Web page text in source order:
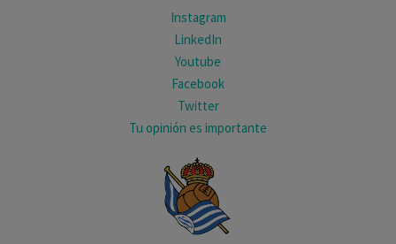
Instagram
LinkedIn
Youtube
Facebook
Twitter
Tu opinión es importante